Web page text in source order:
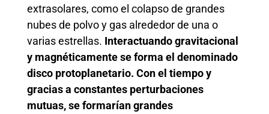
extrasolares, como el colapso de grandes
nubes de polvo y gas alrededor de una o
varias estrellas. Interactuando gravitacional
y magnéticamente se forma el denominado
disco protoplanetario. Con el tiempo y
gracias a constantes perturbaciones
mutuas, se formarían grandes